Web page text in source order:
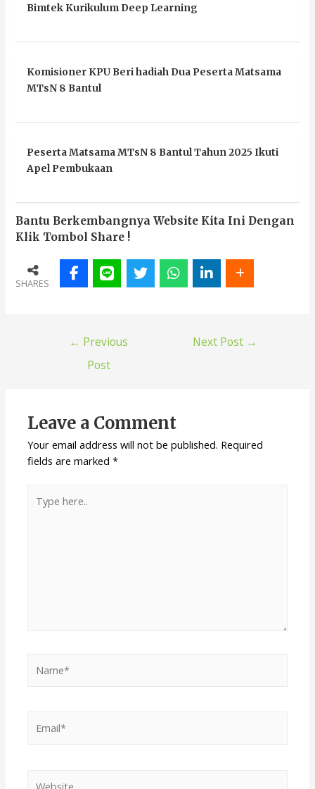
Bimtek Kurikulum Deep Learning
Komisioner KPU Beri hadiah Dua Peserta Matsama
MTsN 8 Bantul
Peserta Matsama MTsN 8 Bantul Tahun 2025 Ikuti
Apel Pembukaan
Bantu Berkembangnya Website Kita Ini Dengan
Klik Tombol Share !
SHARES
← Previous
Post
Next Post →
Leave a Comment
Your email address will not be published. Required
fields are marked*